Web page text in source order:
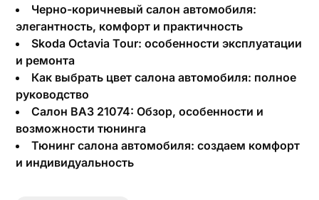
Черно-коричневый салон автомобиля:
элегантность, комфорт и практичность
Skoda Octavia Tour: особенности эксплуатации
и ремонта
Как выбрать цвет салона автомобиля: полное
руководство
Салон ВАЗ 21074: Обзор, особенности и
возможности тюнинга
Тюнинг салона автомобиля: создаем комфорт
и индивидуальность